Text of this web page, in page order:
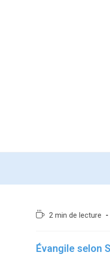
2 min de lecture
Évangile selon